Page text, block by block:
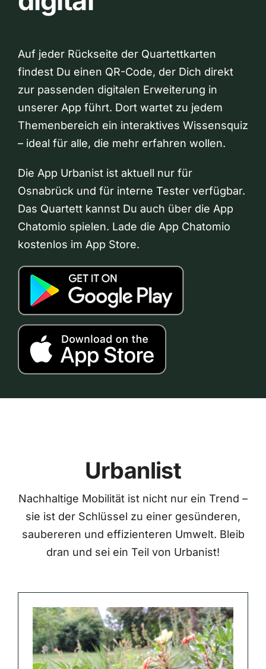
Auf jeder Rückseite der Quartettkarten
findest Du einen QR-Code, der Dich direkt
zur passenden digitalen Erweiterung in
unserer App führt. Dort wartet zu jedem
Themenbereich ein interaktives Wissensquiz
– ideal für alle, die mehr erfahren wollen.
Die App Urbanist ist aktuell nur für
Osnabrück und für interne Tester verfügbar.
Das Quartett kannst Du auch über die App
Chatomio spielen. Lade die App Chatomio
kostenlos im App Store.
Urbanlist
Nachhaltige Mobilität ist nicht nur ein Trend –
sie ist der Schlüssel zu einer gesünderen,
saubereren und effizienteren Umwelt. Bleib
dran und sei ein Teil von Urbanist!